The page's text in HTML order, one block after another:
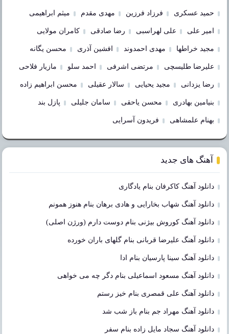
حمید عسکری فرزاد فرزین مهدی مقدم میثم ابراهیمی
امیر علی علی لهراسبی رضا صادقی کامران مولایی
مجید خراطها مهدی احمدوند افشین آذری محسن یگانه
علیرضا طلیسچی مرتضی اشرفی احمد سلو مازیار فلاحی
رضا یزدانی مجید یحیایی سالار عقیلی محسن ابراهیم زاده
بنیامین بهادری محسن یاحقی سامان جلیلی پازل بند
بهنام علمشاهی فریدون آسرایی
آهنگ های جدید
دانلود آهنگ کاکرفان بنام یادگاری
دانلود آهنگ شهاب بخارایی و هادی برهان بنام هنوز همونم
دانلود آهنگ کوروش بیژنی بنام دوست دارم (ورژن اصلی)
دانلود آهنگ علیرضا قربانی بنام گلهای باران خورده
دانلود آهنگ سینا پارسیان بنام ادا
دانلود آهنگ مسعود اسماعیلی بنام دگر چه می خواهی
دانلود آهنگ علی قمصری بنام خیز رستم
دانلود آهنگ مهراد جم بنام باز شب شد
دانلود آهنگ سجاد مایل زاده بنام سفر